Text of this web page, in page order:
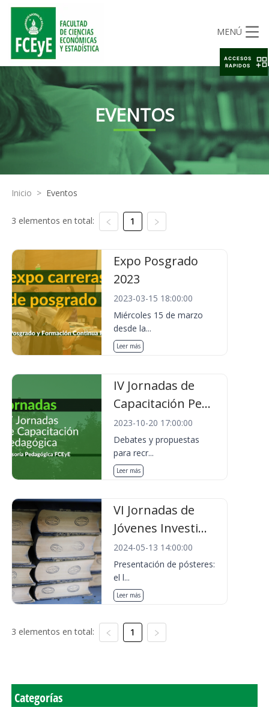
MENÚ
EVENTOS
Inicio > Eventos
3 elementos en total: 1
Expo Posgrado
2023
2023-03-15 18:00:00
Miércoles 15 de marzo
desde la...
Leer más
IV Jornadas de
Capacitación Pe...
2023-10-20 17:00:00
Debates y propuestas
para recr...
Leer más
VI Jornadas de
Jóvenes Investi...
2024-05-13 14:00:00
Presentación de pósteres:
el l...
Leer más
3 elementos en total: 1
Categorías
ACCESOS
RAPIDOS